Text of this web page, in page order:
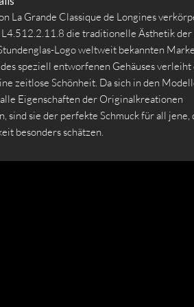
La Grande Classique de Longines
die traditionelle Ästhetik
Logo weltweit bekannten
speziell entworfenen Gehäuses verleiht
zeitlose Schönheit. Da sich in den
Eigenschaften der Originalkreationen
sind sie der perfekte Schmuck für all jene,
besonders schätzen.